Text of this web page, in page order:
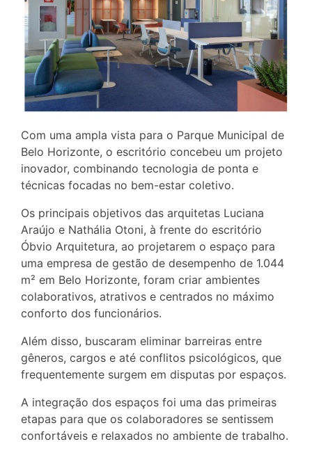
Com uma ampla vista para o Parque Municipal de
Belo Horizonte, o escritório concebeu um projeto
inovador, combinando tecnologia de ponta e
técnicas focadas no bem-estar coletivo.
Os principais objetivos das arquitetas Luciana
Araújo e Nathália Otoni, à frente do escritório
Óbvio Arquitetura, ao projetarem o espaço para
uma empresa de gestão de desempenho de 1.044
m² em Belo Horizonte, foram criar ambientes
colaborativos, atrativos e centrados no máximo
conforto dos funcionários.
Além disso, buscaram eliminar barreiras entre
gêneros, cargos e até conflitos psicológicos, que
frequentemente surgem em disputas por espaços.
A integração dos espaços foi uma das primeiras
etapas para que os colaboradores se sentissem
confortáveis e relaxados no ambiente de trabalho.